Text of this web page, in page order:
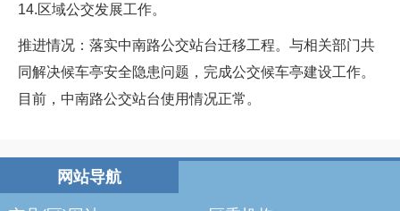
14.区域公交发展工作。
推进情况：落实中南路公交站台迁移工程。与相关部门共
同解决候车亭安全隐患问题，完成公交候车亭建设工作。
目前，中南路公交站台使用情况正常。